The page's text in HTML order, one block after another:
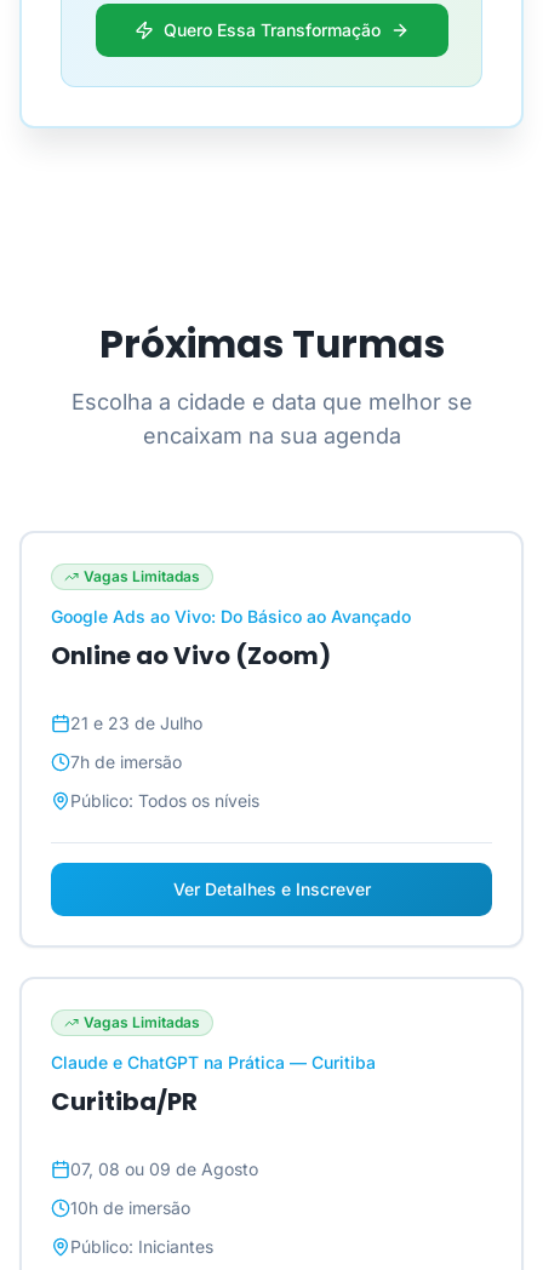
Quero Essa Transformação
Próximas Turmas
Escolha a cidade e data que melhor se
encaixam na sua agenda
Vagas Limitadas
Google Ads ao Vivo: Do Básico ao Avançado
Online ao Vivo (Zoom)
21 e 23 de Julho
7h de imersão
Público: Todos os níveis
Ver Detalhes e Inscrever
Vagas Limitadas
Claude e ChatGPT na Prática — Curitiba
Curitiba/PR
07, 08 ou 09 de Agosto
10h de imersão
Público: Iniciantes